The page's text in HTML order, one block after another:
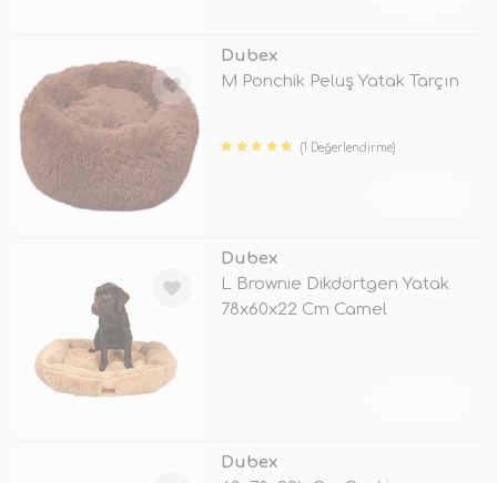
Dubex
M Ponchik Peluş Yatak Tarçın
(1 Değerlendirme)
Dubex
L Brownie Dikdörtgen Yatak
78x60x22 Cm Camel
Dubex